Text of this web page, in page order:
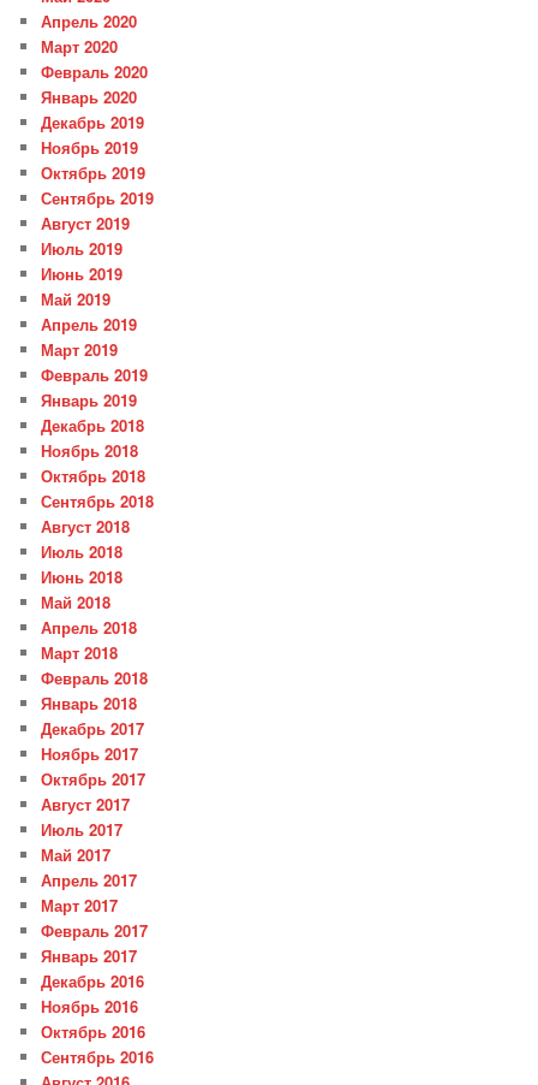
Апрель 2020
Март 2020
Февраль 2020
Январь 2020
Декабрь 2019
Ноябрь 2019
Октябрь 2019
Сентябрь 2019
Август 2019
Июль 2019
Июнь 2019
Май 2019
Апрель 2019
Март 2019
Февраль 2019
Январь 2019
Декабрь 2018
Ноябрь 2018
Октябрь 2018
Сентябрь 2018
Август 2018
Июль 2018
Июнь 2018
Май 2018
Апрель 2018
Март 2018
Февраль 2018
Январь 2018
Декабрь 2017
Ноябрь 2017
Октябрь 2017
Август 2017
Июль 2017
Май 2017
Апрель 2017
Март 2017
Февраль 2017
Январь 2017
Декабрь 2016
Ноябрь 2016
Октябрь 2016
Сентябрь 2016